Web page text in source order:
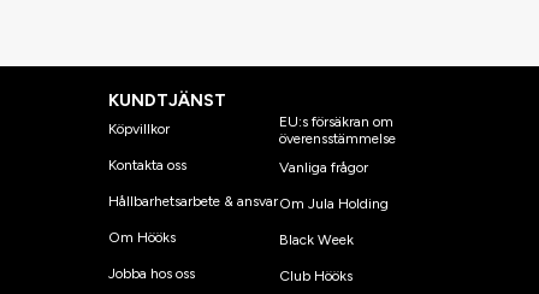
KUNDTJÄNST
Köpvillkor
Kontakta oss
Hållbarhetsarbete & ansvar
Om Hööks
Jobba hos oss
EU:s försäkran om
överensstämmelse
Vanliga frågor
Om Jula Holding
Black Week
Club Hööks